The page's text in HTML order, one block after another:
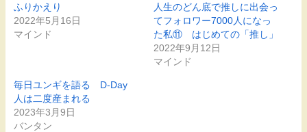
ふりかえり
2022年5月16日
マインド
人生のどん底で推しに出会っ
てフォロワー7000人になっ
た私⑪ はじめての「推し」
2022年9月12日
マインド
毎日ユンギを語る D-Day
人は二度産まれる
2023年3月9日
バンタン